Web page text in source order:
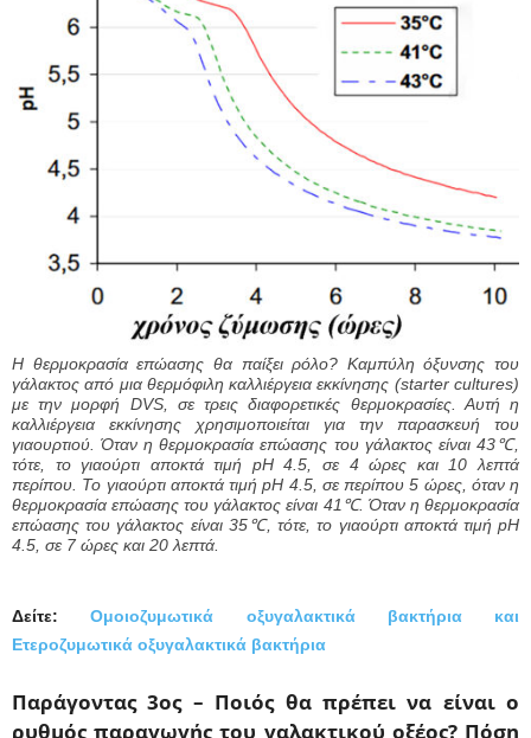
Η θερμοκρασία επώασης θα παίξει ρόλο? Καμπύλη όξυνσης του
γάλακτος από μια θερμόφιλη καλλιέργεια εκκίνησης (starter cultures)
με την μορφή DVS, σε τρεις διαφορετικές θερμοκρασίες. Αυτή η
καλλιέργεια εκκίνησης χρησιμοποιείται για την παρασκευή του
γιαουρτιού. Όταν η θερμοκρασία επώασης του γάλακτος είναι 43℃,
τότε, το γιαούρτι αποκτά τιμή pH 4.5, σε 4 ώρες και 10 λεπτά
περίπου. Το γιαούρτι αποκτά τιμή pH 4.5, σε περίπου 5 ώρες, όταν η
θερμοκρασία επώασης του γάλακτος είναι 41℃. Όταν η θερμοκρασία
επώασης του γάλακτος είναι 35℃, τότε, το γιαούρτι αποκτά τιμή pH
4.5, σε 7 ώρες και 20 λεπτά.
Δείτε:Ομοιοζυμωτικά οξυγαλακτικά βακτήρια
και
Ετεροζυμωτικά οξυγαλακτικά βακτήρια
Παράγοντας 3ος – Ποιός θα πρέπει να είναι ο
ρυθμός παραγωγής του γαλακτικού οξέος? Πόση